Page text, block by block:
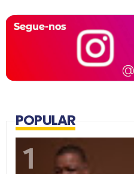
POPULAR